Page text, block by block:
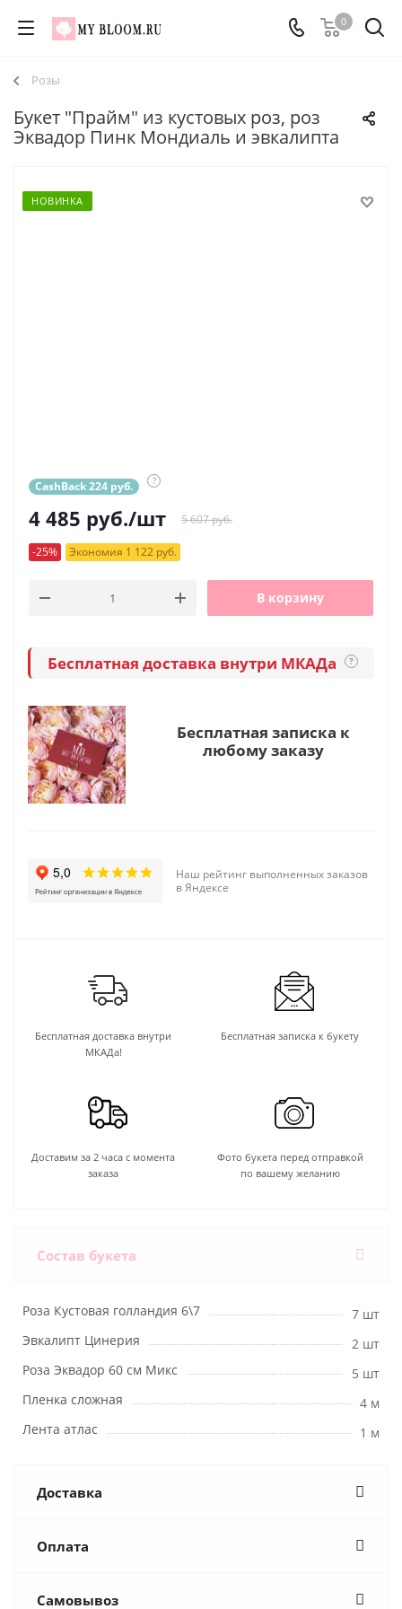
0
Розы
Букет "Прайм" из кустовых роз, роз
Эквадор Пинк Мондиаль и эвкалипта
НОВИНКА
CashBack 224 руб. ?
4 485 руб./шт 5 607 руб.
-25% Экономия 1 122 руб.
В корзину
Бесплатная доставка внутри МКАДа ?
Бесплатная записка к
любому заказу
Наш рейтинг выполненных заказов
в Яндексе
Бесплатная доставка внутри
МКАДа!
Бесплатная записка к букету
Доставим за 2 часа с момента
заказа
Фото букета перед отправкой
по вашему желанию
Состав букета
Роза Кустовая голландия 6\7
7 шт
Эвкалипт Цинерия
2 шт
Роза Эквадор 60 см Микс
5 шт
Пленка сложная
4 м
Лента атлас
1 м
Доставка
Оплата
Самовывоз